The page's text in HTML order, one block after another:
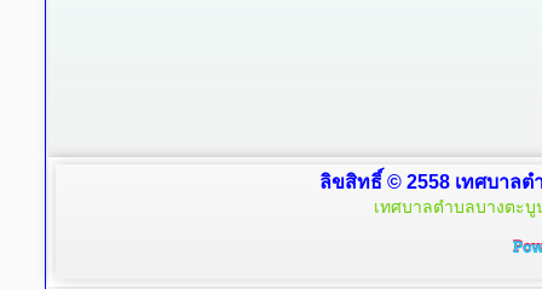
ลิขสิทธิ์ © 2558 เทศบาลต
เทศบาลตำบลบางตะบู